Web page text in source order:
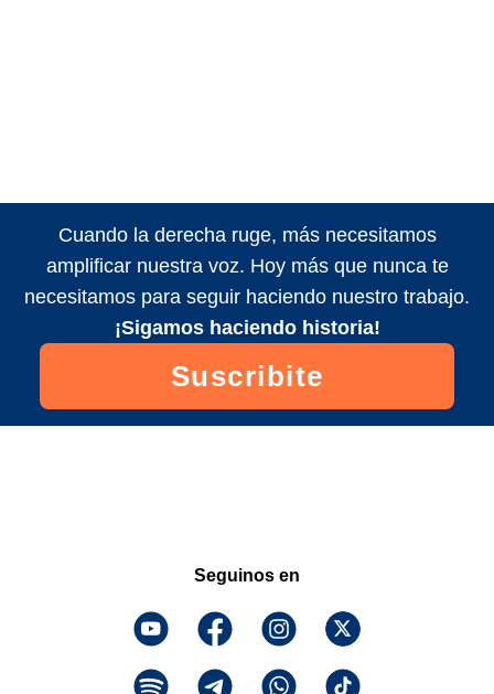
Cuando la derecha ruge, más necesitamos
amplificar nuestra voz. Hoy más que nunca te
necesitamos para seguir haciendo nuestro trabajo.
¡Sigamos haciendo historia!
Suscribite
Seguinos en